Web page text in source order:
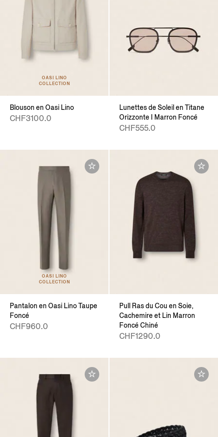
OASI LINO
COLLECTION
Blouson en Oasi Lino
CHF3100.0
Lunettes de Soleil en Titane
Orizzonte I Marron Foncé
CHF555.0
OASI LINO
COLLECTION
Pantalon en Oasi Lino Taupe
Foncé
CHF960.0
Pull Ras du Cou en Soie,
Cachemire et Lin Marron
Foncé Chiné
CHF1290.0